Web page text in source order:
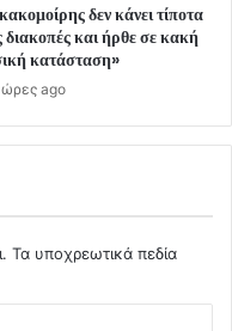
δεν κάνει τίποτα
διακοπές και ήρθε σε κακή
κατάσταση»
ώρες ago
Τα υποχρεωτικά πεδία